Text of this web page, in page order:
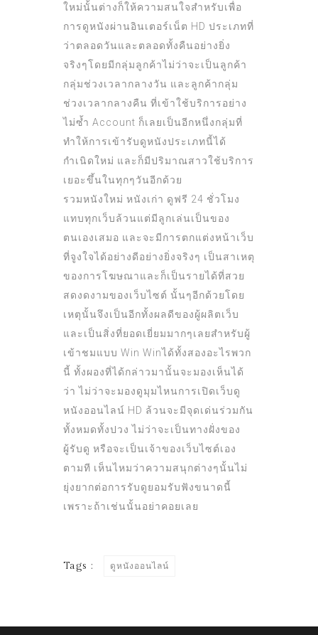
ใหม่นั้นต่างก็ให้ความสนใจสำหรับเพื่อ
การดูหนังผ่านอินเตอร์เน็ต HD ประเภทที่
ว่าตลอดวันและตลอดทั้งคืนอย่างยิ่ง
จริงๆโดยมีกลุ่มลูกค้าไม่ว่าจะเป็นลูกค้า
กลุ่มช่วงเวลากลางวัน และลูกค้ากลุ่ม
ช่วงเวลากลางคืน ที่เข้าใช้บริการอย่าง
ไม่ซ้ำ Account ก็เลยเป็นอีกหนึ่งกลุ่มที่
ทำให้การเข้ารับดูหนังประเภทนี้ได้
กำเนิดใหม่ และก็มีปริมาณสาวใช้บริการ
เยอะขึ้นในทุกๆวันอีกด้วย
รวมหนังใหม่ หนังเก่า ดูฟรี 24 ชั่วโมง
แทบทุกเว็บล้วนแต่มีลูกเล่นเป็นของ
ตนเองเสมอ และจะมีการตกแต่งหน้าเว็บ
ที่จูงใจได้อย่างดีอย่างยิ่งจริงๆ เป็นสาเหตุ
ของการโฆษณาและก็เป็นรายได้ที่สวย
สดงดงามของเว็บไซต์ นั้นๆอีกด้วยโดย
เหตุนั้นจึงเป็นอีกทั้งผลดีของผู้ผลิตเว็บ
และเป็นสิ่งที่ยอดเยี่ยมมากๆเลยสำหรับผู้
เข้าชมแบบ Win Winได้ทั้งสองอะไรพวก
นี้ ทั้งผองที่ได้กล่าวมานั้นจะมองเห็นได้
ว่า ไม่ว่าจะมองดูมุมไหนการเปิดเว็บดู
หนังออนไลน์ HD ล้วนจะมีจุดเด่นร่วมกัน
ทั้งหมดทั้งปวง ไม่ว่าจะเป็นทางฝั่งของ
ผู้รับดู หรือจะเป็นเจ้าของเว็บไซต์เอง
ตามที เห็นไหมว่าความสนุกต่างๆนั้นไม่
ยุ่งยากต่อการรับดูยอมรับฟังขนาดนี้
เพราะถ้าเช่นนั้นอย่าคอยเลย
Tags : ดูหนังออนไลน์